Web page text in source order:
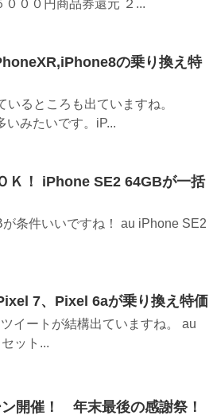
００円商品券還元 ２...
の乗り換え特
るところも出ていますね。
みたいです。iP...
Ｋ！ iPhone SE2 64GBが一括
条件いいですね！ au iPhone SE2
7、Pixel 6aが乗り換え特価
イートが結構出ていますね。 au
ット...
開催！ 年末最後の感謝祭！